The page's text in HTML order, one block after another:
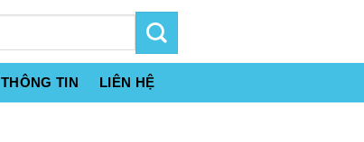
THÔNG TIN LIÊN HỆ